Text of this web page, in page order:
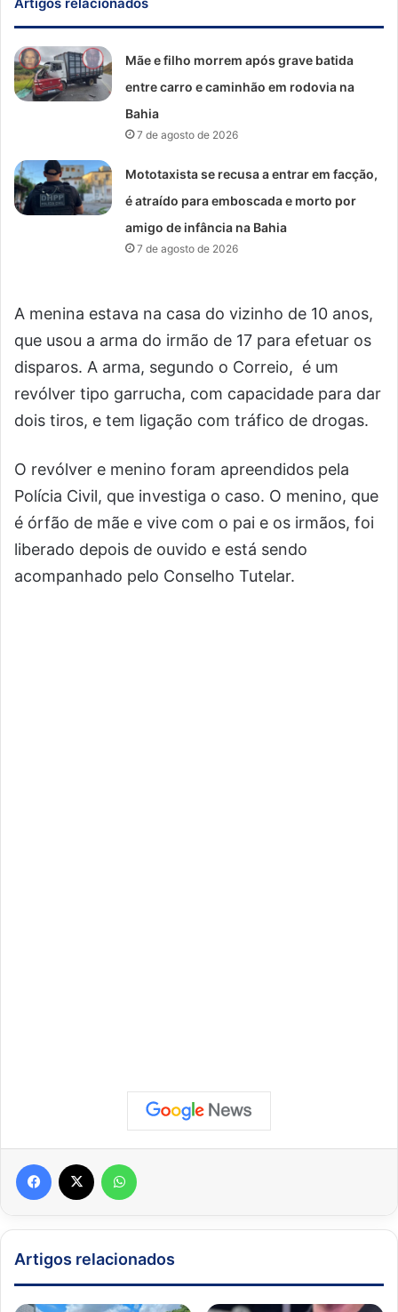
Mãe e filho morrem após grave batida
entre carro e caminhão em rodovia na
Bahia
7 de agosto de 2026
Mototaxista se recusa a entrar em facção,
é atraído para emboscada e morto por
amigo de infância na Bahia
7 de agosto de 2026
A menina estava na casa do vizinho de 10 anos,
que usou a arma do irmão de 17 para efetuar os
disparos. A arma, segundo o Correio, é um
revólver tipo garrucha, com capacidade para dar
dois tiros, e tem ligação com tráfico de drogas.
O revólver e menino foram apreendidos pela
Polícia Civil, que investiga o caso. O menino, que
é órfão de mãe e vive com o pai e os irmãos, foi
liberado depois de ouvido e está sendo
acompanhado pelo Conselho Tutelar.
Artigos relacionados